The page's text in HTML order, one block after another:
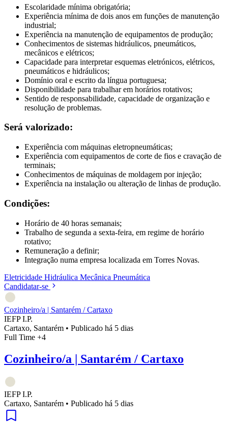
Escolaridade mínima obrigatória;
Experiência mínima de dois anos em funções de manutenção
industrial;
Experiência na manutenção de equipamentos de produção;
Conhecimentos de sistemas hidráulicos, pneumáticos,
mecânicos e elétricos;
Capacidade para interpretar esquemas eletrónicos, elétricos,
pneumáticos e hidráulicos;
Domínio oral e escrito da língua portuguesa;
Disponibilidade para trabalhar em horários rotativos;
Sentido de responsabilidade, capacidade de organização e
resolução de problemas.
Será valorizado:
Experiência com máquinas eletropneumáticas;
Experiência com equipamentos de corte de fios e cravação de
terminais;
Conhecimentos de máquinas de moldagem por injeção;
Experiência na instalação ou alteração de linhas de produção.
Condições:
Horário de 40 horas semanais;
Trabalho de segunda a sexta-feira, em regime de horário
rotativo;
Remuneração a definir;
Integração numa empresa localizada em Torres Novas.
Eletricidade Hidráulica Mecânica Pneumática
Candidatar-se
Cozinheiro/a | Santarém / Cartaxo
IEFP I.P.
Cartaxo, Santarém • Publicado há 5 dias
Full Time +4
Cozinheiro/a | Santarém / Cartaxo
IEFP I.P.
Cartaxo, Santarém • Publicado há 5 dias